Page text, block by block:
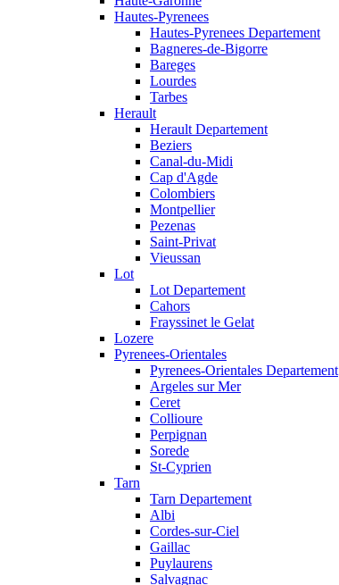
Hautes-Pyrenees
Hautes-Pyrenees Departement
Bagneres-de-Bigorre
Bareges
Lourdes
Tarbes
Herault
Herault Departement
Beziers
Canal-du-Midi
Cap d'Agde
Colombiers
Montpellier
Pezenas
Saint-Privat
Vieussan
Lot
Lot Departement
Cahors
Frayssinet le Gelat
Lozere
Pyrenees-Orientales
Pyrenees-Orientales Departement
Argeles sur Mer
Ceret
Collioure
Perpignan
Sorede
St-Cyprien
Tarn
Tarn Departement
Albi
Cordes-sur-Ciel
Gaillac
Puylaurens
Salvagnac